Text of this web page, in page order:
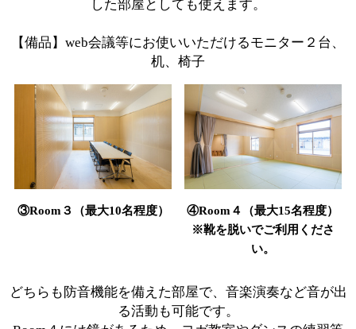
した部屋としても使えます。
【備品】web会議等にお使いいただけるモニター２台、
机、椅子
③Room３（最大10名程度）
④Room４（最大15名程度）
※靴を脱いでご利用くださ
い。
どちらも防音機能を備えた部屋で、音楽演奏など音が出
る活動も可能です。